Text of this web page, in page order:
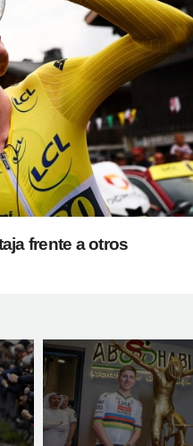
frente a otros